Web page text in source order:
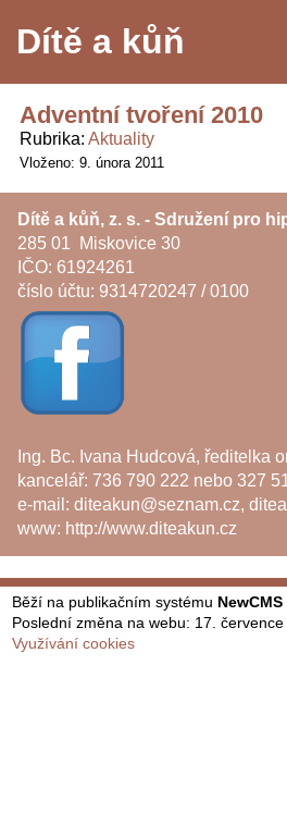
Dítě a kůň
Adventní tvoření 2010
Rubrika Aktuality
Vloženo: 9. února 2011
Dítě a kůň, z. s. - Sdružení pro
285 01 Miskovice 30
IČO: 61924261
číslo účtu: 9314720247 / 0100
Ing. Bc. Ivana Hudcová, ředitelka
kancelář: 736 790 222 nebo 327
e-mail: diteakun@seznam.cz,
www: http://www.diteakun.cz
Běží na publikačním systému NewCMS
Poslední změna na webu: 17.
Využívání cookies